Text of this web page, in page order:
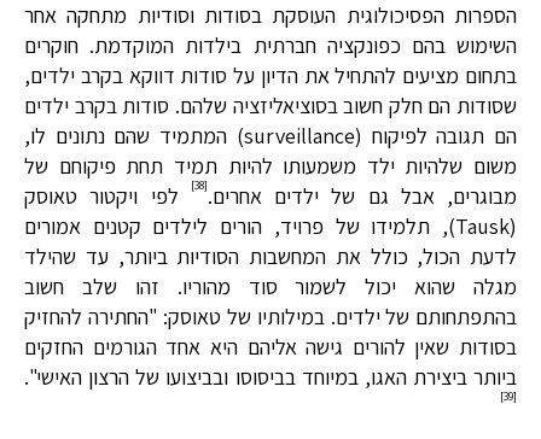
הספרות הפסיכולוגית העוסקת בסודות וסודיות מתחקה אחר
השימוש בהם כפונקציה חברתית בילדות המוקדמת. חוקרים
בתחום מציעים להתחיל את הדיון על סודות דווקא בקרב ילדים,
שסודות הם חלק חשוב בסוציאליזציה שלהם. סודות בקרב ילדים
הם תגובה לפיקוח (surveillance) המתמיד שהם נתונים לו,
משום שלהיות ילד משמעותו להיות תמיד תחת פיקוחם של
מבוגרים, אבל גם של ילדים אחרים.[38]
לפי ויקטור טאוסק
(Tausk), תלמידו של פרויד, הורים לילדים קטנים אמורים
לדעת הכול, כולל את המחשבות הסודיות ביותר, עד שהילד
מגלה שהוא יכול לשמור סוד מהוריו. זהו שלב חשוב
בהתפתחותם של ילדים. במילותיו של טאוסק: "החתירה להחזיק
בסודות שאין להורים גישה אליהם היא אחד הגורמים החזקים
ביותר ביצירת האגו, במיוחד בביסוסו ובביצועו של הרצון האישי".
[39]